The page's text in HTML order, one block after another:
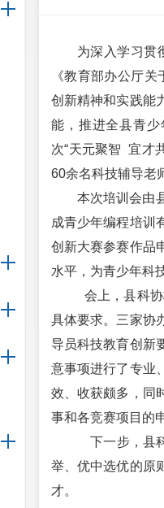
为深入学习贯
《教育部办公厅关
创新精神和实践能
能，推进全县青
次“天元聚智 宜才
60余名科技辅导老
本次培训会由
成青少年编程培训
创新大赛参赛作品
水平，为青少年科
会上，县科
具体要求。三家协
导员科技教育创新
意事项进行了专业
效、收获颇多，同
事和各竞赛项目的
下一步，县
举、优中选优的原
才。